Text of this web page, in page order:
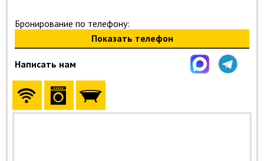
Бронирование по телефону:
Показать телефон
Написать нам